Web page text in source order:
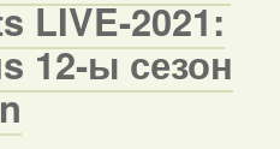
LIVE-2021:
12-ы сезон